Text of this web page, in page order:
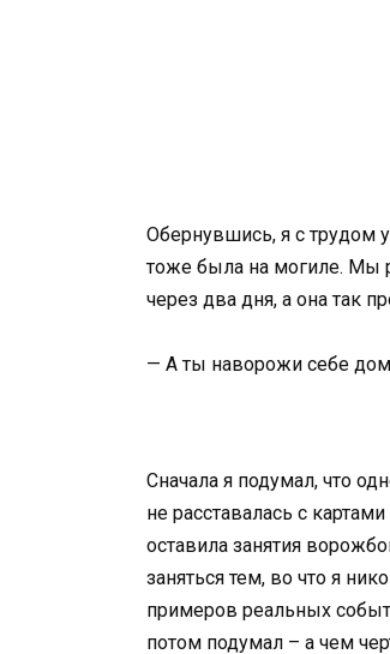
Обернувшись, я с трудом
тоже была на могиле. Мы
через два дня, а она так
— А ты наворожи себе
Сначала я подумал, что
не расставалась с
оставила занятия
заняться тем, во что я
примеров реальных
потом подумал – а чем